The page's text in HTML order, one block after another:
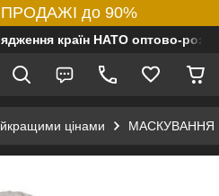
до 90%
країн НАТО оптово-
цінами МАСКУВАННЯ